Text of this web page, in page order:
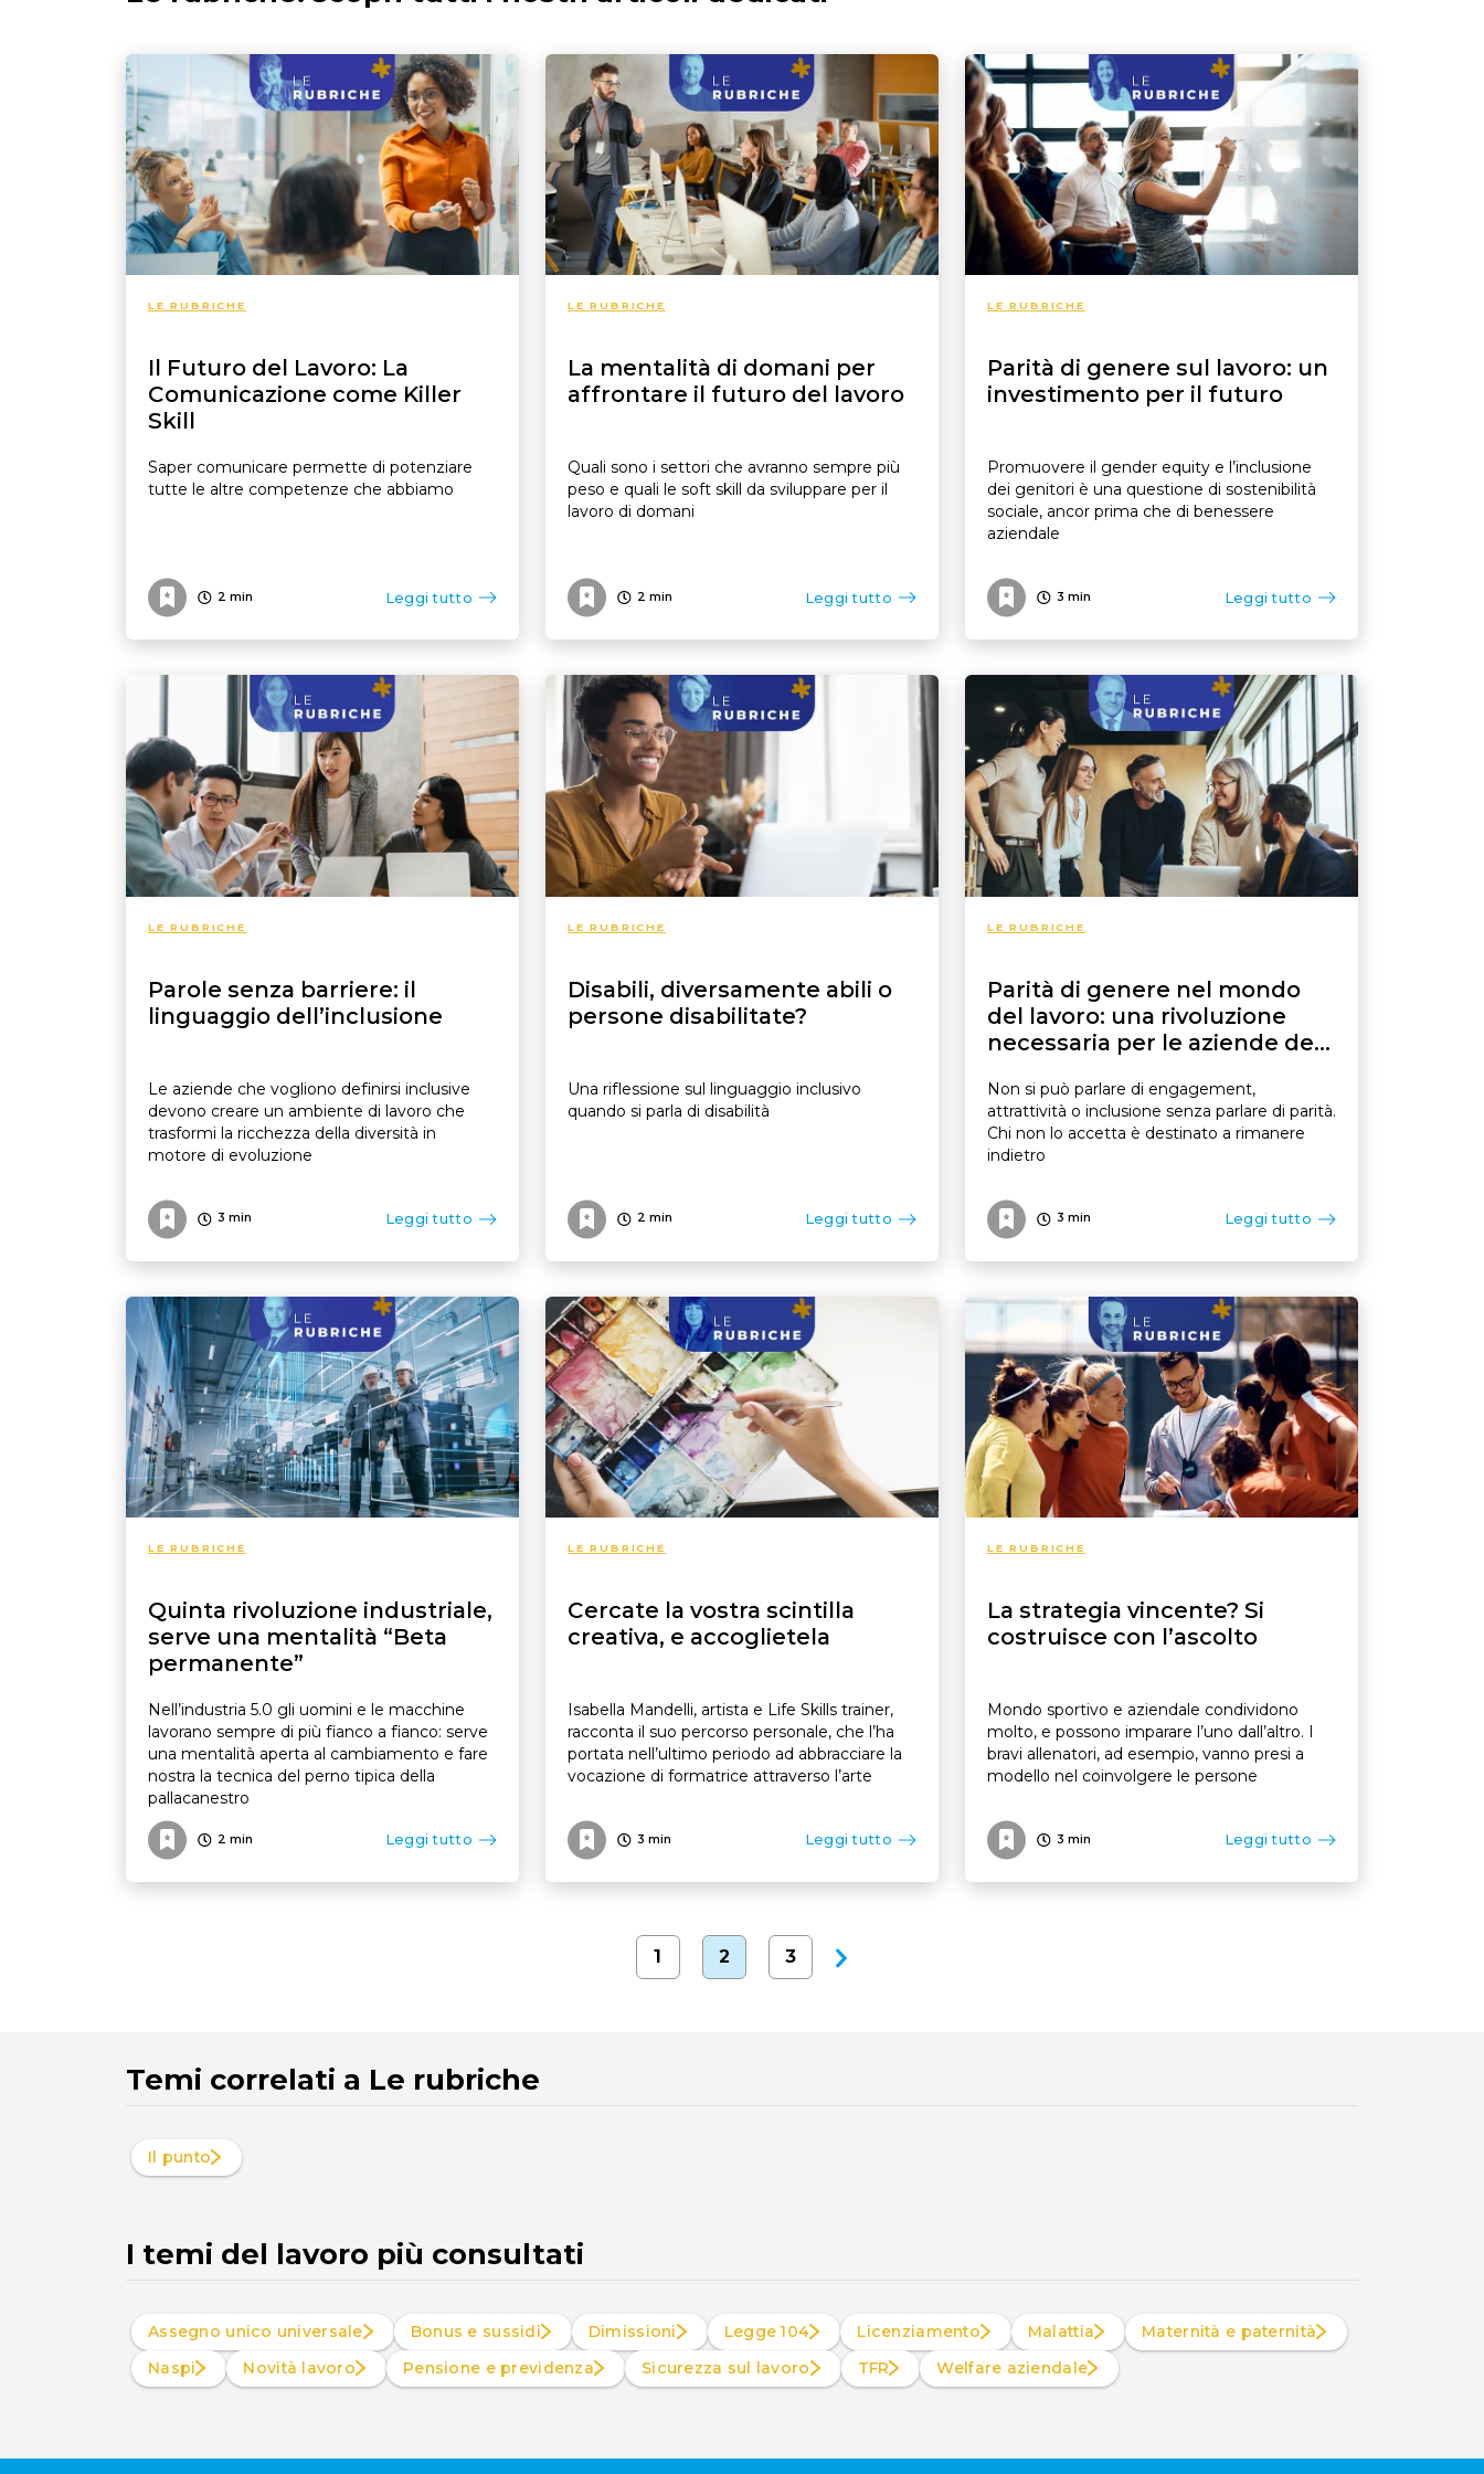
Trasferta
Luogo di lavoro
Licenziamento
Disabilità
Infortunio sul lavoro
Mobbing sul lavoro
Enti bilaterali
Prepensionamento
LE RUBRICHE
Il Futuro del Lavoro: La
Comunicazione come Killer
Skill
Saper comunicare permette di potenziare
tutte le altre competenze che abbiamo
2 min Leggi tutto
LE RUBRICHE
La mentalità di domani per
affrontare il futuro del lavoro
Quali sono i settori che avranno sempre più
peso e quali le soft skill da sviluppare per il
lavoro di domani
2 min Leggi tutto
LE RUBRICHE
Parità di genere sul lavoro: un
investimento per il futuro
Promuovere il gender equity e l’inclusione
dei genitori è una questione di sostenibilità
sociale, ancor prima che di benessere
aziendale
3 min Leggi tutto
LE RUBRICHE
Parole senza barriere: il
linguaggio dell’inclusione
Le aziende che vogliono definirsi inclusive
devono creare un ambiente di lavoro che
trasformi la ricchezza della diversità in
motore di evoluzione
3 min Leggi tutto
LE RUBRICHE
Disabili, diversamente abili o
persone disabilitate?
Una riflessione sul linguaggio inclusivo
quando si parla di disabilità
2 min Leggi tutto
LE RUBRICHE
Parità di genere nel mondo
del lavoro: una rivoluzione
necessaria per le aziende del
Non si può parlare di engagement,
attrattività o inclusione senza parlare di parità.
Chi non lo accetta è destinato a rimanere
indietro
3 min Leggi tutto
LE RUBRICHE
Quinta rivoluzione industriale,
serve una mentalità “Beta
permanente”
Nell’industria 5.0 gli uomini e le macchine
lavorano sempre di più fianco a fianco: serve
una mentalità aperta al cambiamento e fare
nostra la tecnica del perno tipica della
pallacanestro
2 min Leggi tutto
LE RUBRICHE
Cercate la vostra scintilla
creativa, e accoglietela
Isabella Mandelli, artista e Life Skills trainer,
racconta il suo percorso personale, che l’ha
portata nell’ultimo periodo ad abbracciare la
vocazione di formatrice attraverso l’arte
3 min Leggi tutto
LE RUBRICHE
La strategia vincente? Si
costruisce con l’ascolto
Mondo sportivo e aziendale condividono
molto, e possono imparare l’uno dall’altro. I
bravi allenatori, ad esempio, vanno presi a
modello nel coinvolgere le persone
3 min Leggi tutto
1 2 3
Temi correlati a Le rubriche
Il punto
I temi del lavoro più consultati
Assegno unico universale Bonus e sussidi Dimissioni Legge 104 Licenziamento Malattia
Maternità e paternità
Naspi
Novità lavoro Pensione e previdenza Sicurezza sul lavoro TFR Welfare aziendale